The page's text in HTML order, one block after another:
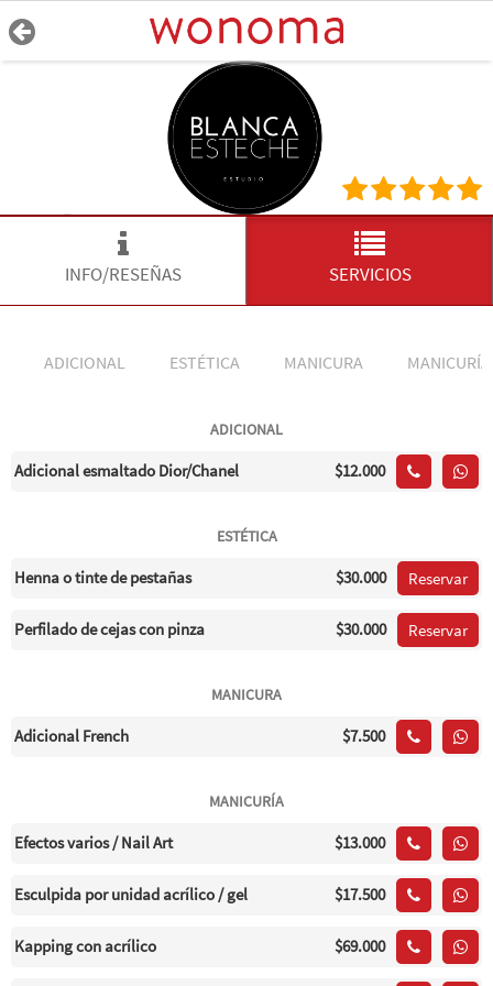
INFO/RESEÑAS SERVICIOS
ADICIONAL ESTÉTICA MANICURA MANICURÍA
ADICIONAL
Adicional esmaltado Dior/Chanel $12.000
ESTÉTICA
Henna o tinte de pestañas $30.000 Reservar
Perfilado de cejas con pinza $30.000 Reservar
MANICURA
Adicional French $7.500
MANICURÍA
Efectos varios / Nail Art $13.000
Esculpida por unidad acrílico / gel $17.500
Kapping con acrílico $69.000